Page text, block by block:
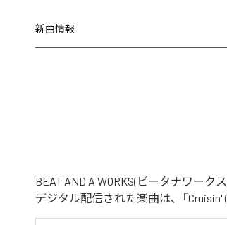
新曲情報
BEAT AND A WORKS(ビータナワーク
デジタル配信された楽曲は、「Cruisin'